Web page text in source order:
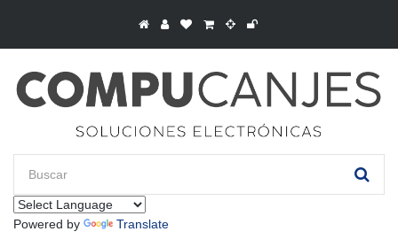
Powered by Translate